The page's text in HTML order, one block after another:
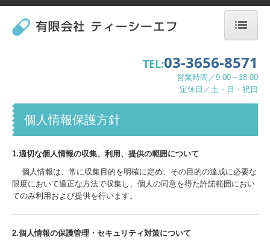
ティーシーエフの特徴
設備紹介
会社概要
お問合せ
個人情報保護方針
TEL:03-3656-8571
営業時間／9:00～18:00
定休日／土・日・祝日
個人情報保護方針
1.適切な個人情報の収集、利用、提供の範囲について
個人情報は、常に収集目的を明確に定め、その目的の達成に必要な
限度において適正な方法で収集し、個人の同意を得た許諾範囲におい
てのみ利用および提供を行います。
2.個人情報の保護管理・セキュリティ対策について